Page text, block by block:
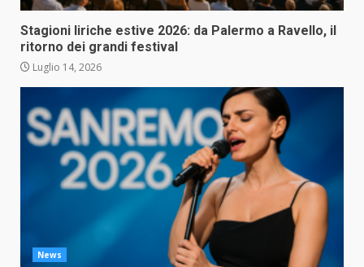
Stagioni liriche estive 2026: da Palermo a Ravello, il
ritorno dei grandi festival
Luglio 14, 2026
News